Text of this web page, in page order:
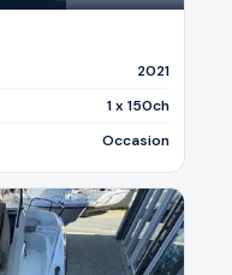
2021
1 x 150ch
Occasion